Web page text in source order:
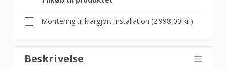
Montering til klargjort installation (2.998,00 kr.)
Beskrivelse